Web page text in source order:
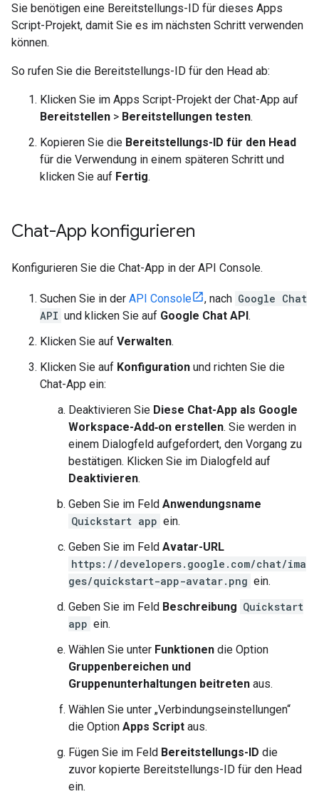
Sie benötigen eine Bereitstellungs-ID für dieses Apps
Script-Projekt, damit Sie es im nächsten Schritt verwenden
können.
So rufen Sie die Bereitstellungs-ID für den Head ab:
Klicken Sie im Apps Script-Projekt der Chat-App auf
Bereitstellen > Bereitstellungen testen.
Kopieren Sie die Bereitstellungs-ID für den Head
für die Verwendung in einem späteren Schritt und
klicken Sie auf Fertig.
Chat-App konfigurieren
Konfigurieren Sie die Chat-App in der API Console.
Suchen Sie in der API Console , nach Google Chat
API und klicken Sie auf Google Chat API.
Klicken Sie auf Verwalten.
Klicken Sie auf Konfiguration und richten Sie die
Chat-App ein:
Deaktivieren Sie Diese Chat-App als Google
Workspace-Add‑on erstellen. Sie werden in
einem Dialogfeld aufgefordert, den Vorgang zu
bestätigen. Klicken Sie im Dialogfeld auf
Deaktivieren.
Geben Sie im Feld Anwendungsname
Quickstart app ein.
Geben Sie im Feld Avatar-URL
https://developers.google.com/chat/ima
ges/quickstart-app-avatar.png ein.
Geben Sie im Feld Beschreibung Quickstart
app ein.
Wählen Sie unter Funktionen die Option
Gruppenbereichen und
Gruppenunterhaltungen beitreten aus.
Wählen Sie unter „Verbindungseinstellungen“
die Option Apps Script aus.
Fügen Sie im Feld Bereitstellungs-ID die
zuvor kopierte Bereitstellungs-ID für den Head
ein.